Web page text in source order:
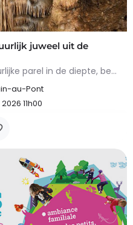
juweel uit de
De Comblain-grot, een natuurlijke parel in de diepte, betovert met zijn spectaculaire concreties. Tijdens het…
au-Pont
11h00